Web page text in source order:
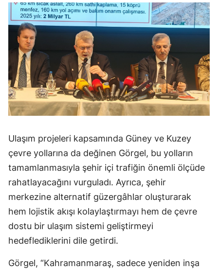
Ulaşım projeleri kapsamında Güney ve Kuzey
çevre yollarına da değinen Görgel, bu yolların
tamamlanmasıyla şehir içi trafiğin önemli ölçüde
rahatlayacağını vurguladı. Ayrıca, şehir
merkezine alternatif güzergâhlar oluşturarak
hem lojistik akışı kolaylaştırmayı hem de çevre
dostu bir ulaşım sistemi geliştirmeyi
hedeflediklerini dile getirdi.
Görgel, “Kahramanmaraş, sadece yeniden inşa